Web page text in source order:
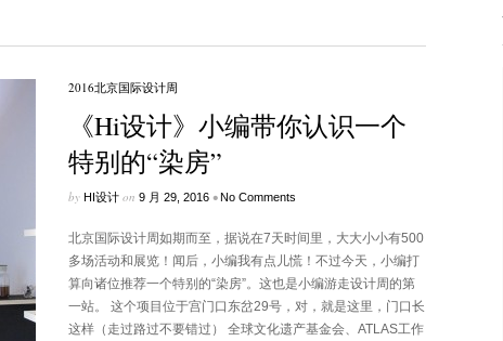
2016北京国际设计周
《Hi设计》小编带你认识一个
特别的“染房”
by HI设计on 9 月 29, 2016 •No Comments
北京国际设计周如期而至，据说在7天时间里，大大小小有500
多场活动和展览！闻后，小编我有点儿慌！不过今天，小编打
算向诸位推荐一个特别的“染房”。这也是小编游走设计周的第
一站。 这个项目位于宫门口东岔29号，对，就是这里，门口长
这样（走过路过不要错过） 全球文化遗产基金会、ATLAS工作